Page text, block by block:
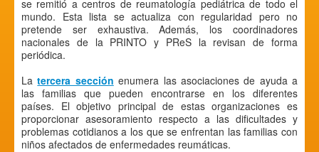
se remitió a centros de reumatología pediátrica de todo el
mundo. Esta lista se actualiza con regularidad pero no
pretende ser exhaustiva. Además, los coordinadores
nacionales de la PRINTO y PReS la revisan de forma
periódica.
Latercera sección enumera las asociaciones de ayuda a
las familias que pueden encontrarse en los diferentes
países. El objetivo principal de estas organizaciones es
proporcionar asesoramiento respecto a las dificultades y
problemas cotidianos a los que se enfrentan las familias con
niños afectados de enfermedades reumáticas.